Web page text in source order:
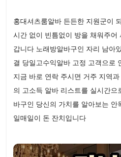
홍대셔츠룸알바 든든한 지원군이
시간 없이 빈틈없이 방을 채워주어
갑니다 노래방알바구인 자리 남아
결 당일고수익알바 고정 고객으로
지금 바로 연락 주시면 거주 지역
의 고소득 알바 리스트를 실시간
바구인 당신의 가치를 알아보는 안
일매일이 돈 잔치입니다